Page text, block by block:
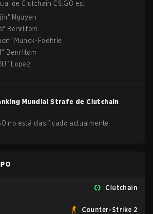
de Clutchain CS:GO es:
" Nguyen
" Benrlitom
" Munck-Foehrle
" Benrlitom
" Lopez
Mundial Strafe de Clutchain
no está clasificado actualmente.
Clutchain
Counter-Strike 2